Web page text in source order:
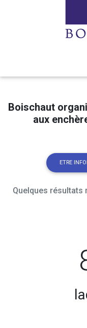
Boischaut
aux
ETRE
Quelques résultats